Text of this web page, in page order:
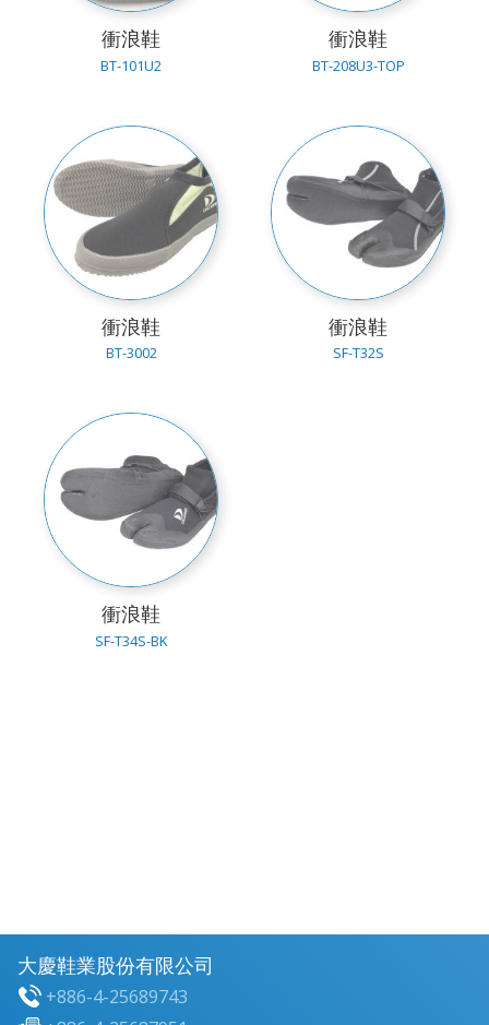
衝浪鞋
BT-101U2
衝浪鞋
BT-208U3-TOP
衝浪鞋
BT-3002
衝浪鞋
SF-T32S
衝浪鞋
SF-T34S-BK
大慶鞋業股份有限公司
+886-4-25689743